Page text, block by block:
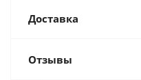
Доставка
Отзывы